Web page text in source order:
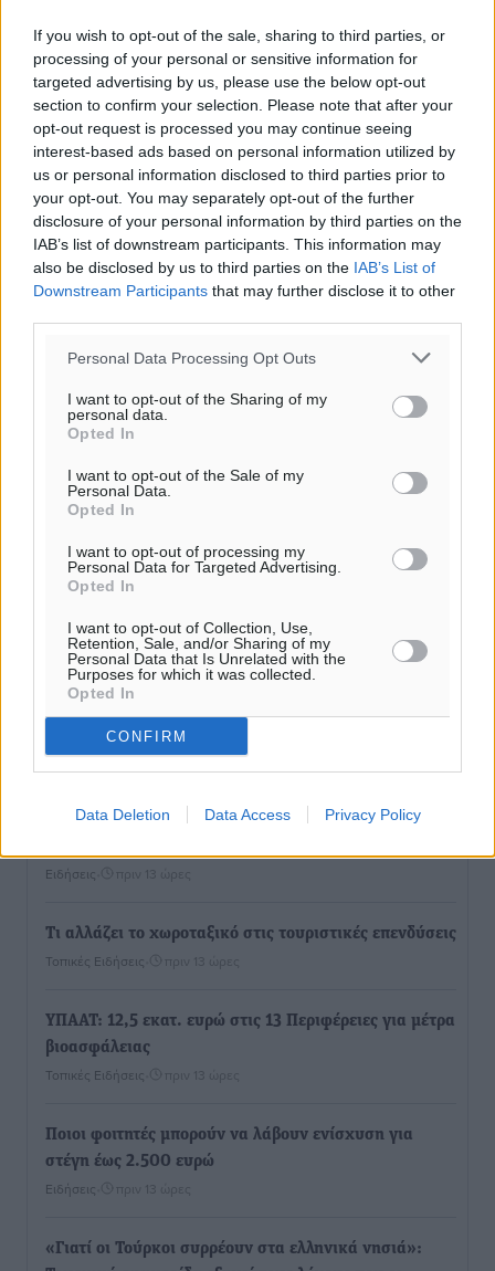
If you wish to opt-out of the sale, sharing to third parties, or
processing of your personal or sensitive information for
targeted advertising by us, please use the below opt-out
section to confirm your selection. Please note that after your
opt-out request is processed you may continue seeing
interest-based ads based on personal information utilized by
us or personal information disclosed to third parties prior to
your opt-out. You may separately opt-out of the further
disclosure of your personal information by third parties on the
IAB’s list of downstream participants. This information may
also be disclosed by us to third parties on the IAB’s List of
Downstream Participants that may further disclose it to other
Personal Data Processing Opt Outs
I want to opt-out of the Sharing of my
personal data.
Opted In
I want to opt-out of the Sale of my
Personal Data.
Opted In
I want to opt-out of processing my
Personal Data for Targeted Advertising.
Opted In
I want to opt-out of Collection, Use,
Retention, Sale, and/or Sharing of my
Personal Data that Is Unrelated with the
Purposes for which it was collected.
Opted In
CONFIRM
Data Deletion Data Access Privacy Policy
Ροή ειδήσεων
Τριήμερο εξόδου: Πάνω από 129.000 επιβάτες
Ειδήσεις πριν 13 ώρες
Τι αλλάζει το χωροταξικό στις τουριστικές επενδύσεις
Τοπικές Ειδήσεις πριν 13 ώρες
ΥΠΑΑΤ: 12,5 εκατ. ευρώ στις 13 Περιφέρειες για μέτρα
βιοασφάλειας
Τοπικές Ειδήσεις πριν 13 ώρες
Ποιοι φοιτητές μπορούν να λάβουν ενίσχυση για
στέγη έως 2.500 ευρώ
Ειδήσεις πριν 13 ώρες
«Γιατί οι Τούρκοι συρρέουν στα ελληνικά νησιά»: